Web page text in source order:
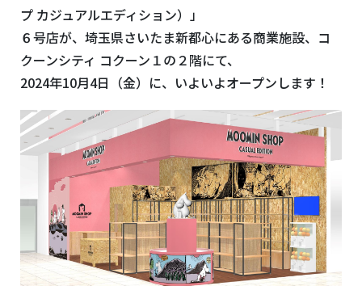
プ カジュアルエディション）」
６号店が、埼玉県さいたま新都心にある商業施設、コ
クーンシティ コクーン１の２階にて、
2024年10月4日（金）に、いよいよオープンします！